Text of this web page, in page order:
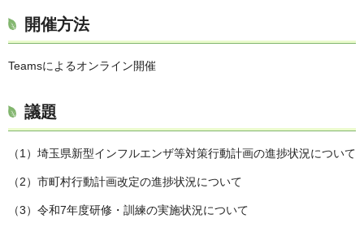
開催方法
Teamsによるオンライン開催
議題
（1）埼玉県新型インフルエンザ等対策行動計画の進捗状況について
（2）市町村行動計画改定の進捗状況について
（3）令和7年度研修・訓練の実施状況について